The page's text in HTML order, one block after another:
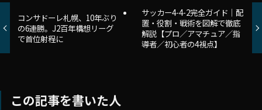
コンサドーレ札幌、10年ぶり
の6連勝。J2百年構想リーグ
で首位射程に
サッカー4-4-2完全ガイド｜配
置・役割・戦術を図解で徹底
解説【プロ／アマチュア／指
導者／初心者の4視点】
この記事を書いた人